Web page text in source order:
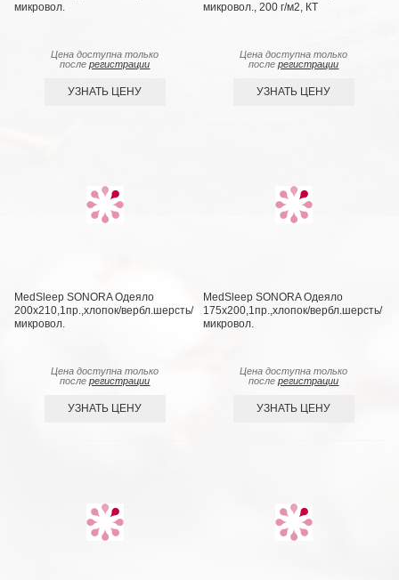
микровол.
Цена доступна только
послерегистрации
УЗНАТЬ ЦЕНУ
микровол., 200 г/м2, КТ
Цена доступна только
послерегистрации
УЗНАТЬ ЦЕНУ
MedSleep SONORA Одеяло
200х210,1пр.,хлопок/вербл.шерсть/
микровол.
Цена доступна только
послерегистрации
УЗНАТЬ ЦЕНУ
MedSleep SONORA Одеяло
175х200,1пр.,хлопок/вербл.шерсть/
микровол.
Цена доступна только
послерегистрации
УЗНАТЬ ЦЕНУ